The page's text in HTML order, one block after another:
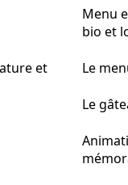
et
Menu
bio et
Le
Le